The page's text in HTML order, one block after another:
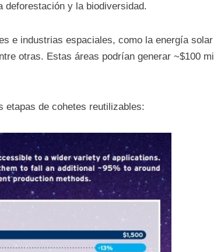
deforestación y la biodiversidad.
e industrias espaciales, como la energía solar
otras. Estas áreas podrían generar ~$100 mil
etapas de cohetes reutilizables: